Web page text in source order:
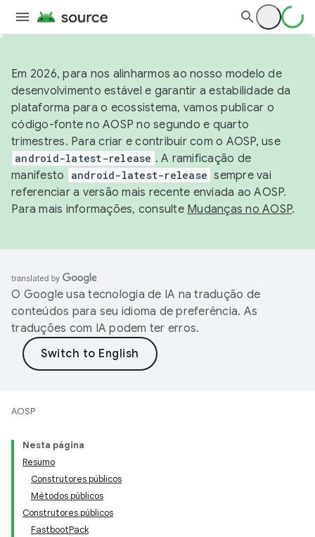
Em 2026, para nos alinharmos ao nosso modelo de
desenvolvimento estável e garantir a estabilidade da
plataforma para o ecossistema, vamos publicar o
código-fonte no AOSP no segundo e quarto
trimestres. Para criar e contribuir com o AOSP, use
android-latest-release . A ramificação de
manifesto
android-latest-release sempre vai
referenciar a versão mais recente enviada ao AOSP.
Para mais informações, consulte Mudanças no AOSP.
O Google usa tecnologia de IA na tradução de
conteúdos para seu idioma de preferência. As
traduções com IA podem ter erros.
AOSP
Nesta página
Resumo
Construtores públicos
Métodos públicos
Construtores públicos
FastbootPack